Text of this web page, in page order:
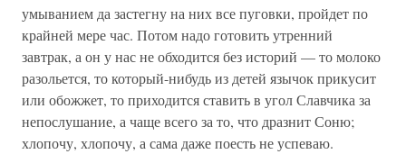
умыванием да застегну на них все пуговки, пройдет по
крайней мере час. Потом надо готовить утренний
завтрак, а он у нас не обходится без историй — то молоко
разольется, то который-нибудь из детей язычок прикусит
или обожжет, то приходится ставить в угол Славчика за
непослушание, а чаще всего за то, что дразнит Соню;
хлопочу, хлопочу, а сама даже поесть не успеваю.